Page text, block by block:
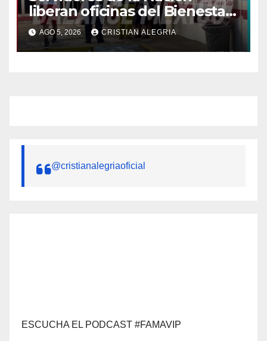
liberan oficinas del Bienestar
en Tapachula; Cielo
Nucamendi asume
delegación regional
AGO 5, 2026 CRISTIAN ALEGRIA
@cristianalegriaoficial
ESCUCHA EL PODCAST #FAMAVIP